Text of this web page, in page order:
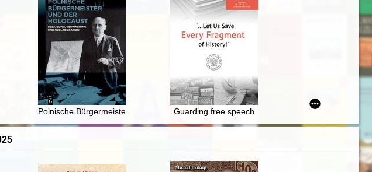
chocimskiej 1673 roku
w powiecie pszczyńskim
Polnische Bürgermeister und der Holocaust : Besatzung, Verwaltung und Kollaboration
Guarding free speech